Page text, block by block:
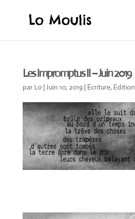
Les Impromptus II – Juin 2019
par Lo|Juin 10, 2019| Ecriture, Edition